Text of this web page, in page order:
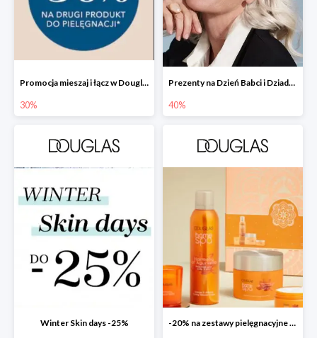
Promocja mieszaj i łącz w Douglas - drugi produkt -30%
30%
Prezenty na Dzień Babci i Dziadka w Douglas do -40%
40%
Winter Skin days -25% -20% na zestawy pielęgnacyjne w Douglas!